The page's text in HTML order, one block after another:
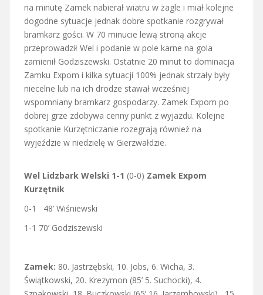
na minutę Zamek nabierał wiatru w żagle i miał kolejne
dogodne sytuacje jednak dobre spotkanie rozgrywał
bramkarz gości. W 70 minucie lewą stroną akcje
przeprowadził Wel i podanie w pole karne na gola
zamienił Godziszewski. Ostatnie 20 minut to dominacja
Zamku Expom i kilka sytuacji 100% jednak strzały były
niecelne lub na ich drodze stawał wcześniej
wspomniany bramkarz gospodarzy. Zamek Expom po
dobrej grze zdobywa cenny punkt z wyjazdu. Kolejne
spotkanie Kurzętniczanie rozegrają również na
wyjeździe w niedzielę w Gierzwałdzie.
Wel Lidzbark Welski 1-1 (0-0) Zamek Expom
Kurzętnik
0-1
48’ Wiśniewski
1-1 70’ Godziszewski
Zamek: 80. Jastrzębski, 10. Jobs, 6. Wicha, 3.
Świątkowski, 20. Krezymon (85’ 5. Suchocki), 4.